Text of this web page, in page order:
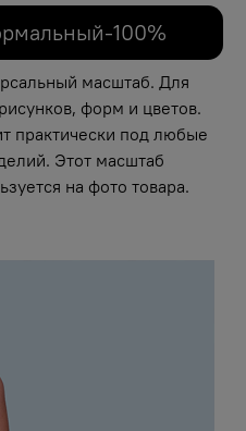
100%
масштаб. Для
форм и цветов.
практически под любые
Этот масштаб
на фото товара.